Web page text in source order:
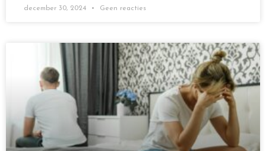
december 30, 2024 Geen reacties